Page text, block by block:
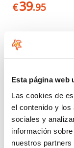
Esta página web
Las cookies de
el contenido y los
sociales y
información
nuestros
€39.95
ION Leash Surf Core
Desde: